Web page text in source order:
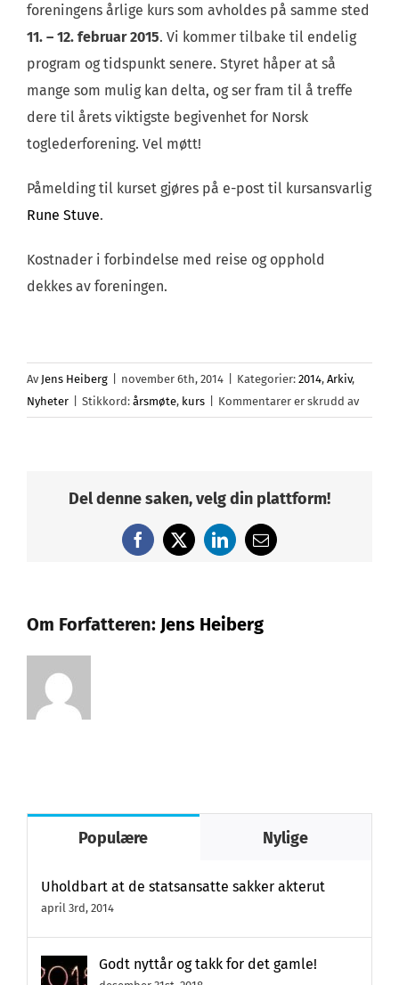
foreningens årlige kurs som avholdes på samme sted
11. – 12. februar 2015. Vi kommer tilbake til endelig
program og tidspunkt senere. Styret håper at så
mange som mulig kan delta, og ser fram til å treffe
dere til årets viktigste begivenhet for Norsk
toglederforening. Vel møtt!
Påmelding til kurset gjøres på e-post til kursansvarlig
Rune Stuve.
Kostnader i forbindelse med reise og opphold
dekkes av foreningen.
Av Jens Heiberg november 6th, 2014 Kategorier: 2014, Arkiv,
Nyheter
Stikkord: årsmøte, kurs Kommentarer er skrudd avfor
Del denne saken, velg din plattform!
Facebook
X LinkedIn
E-
Om Forfatteren: Jens Heiberg
Populære Nylige
Uholdbart at de statsansatte sakker akterut
april 3rd, 2014
Godt nyttår og takk for det gamle!